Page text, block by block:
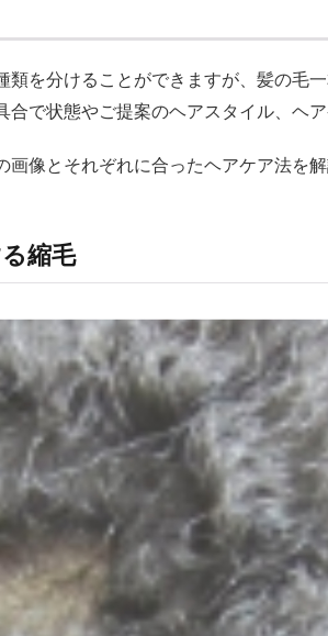
類を分けることができますが、髪の毛
合で状態やご提案のヘアスタイル、ヘ
画像とそれぞれに合ったヘアケア法を解
縮毛